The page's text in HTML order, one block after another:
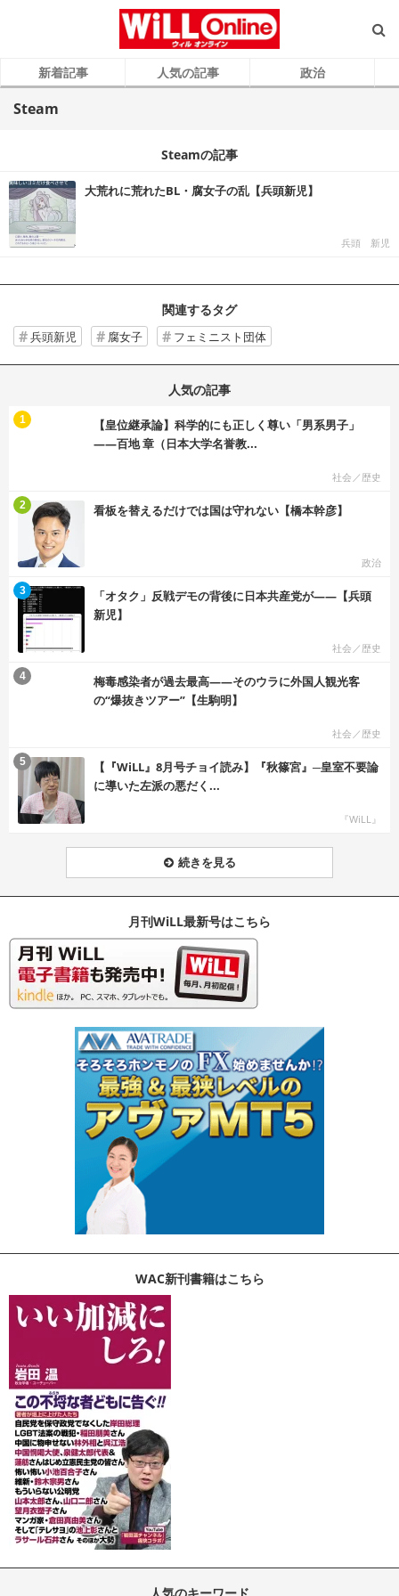
新着記事 人気の記事 政治
Steam
Steamの記事
大荒れに荒れたBL・腐女子の乱【兵頭新児】
兵頭 新児
関連するタグ
兵頭新児 腐女子 フェミニスト団体
人気の記事
【皇位継承論】科学的にも正しく尊い「男系男子」
――百地 章（日本大学名誉教...
社会／歴史
1
看板を替えるだけでは国は守れない【橋本幹彦】
政治
2
「オタク」反戦デモの背後に日本共産党が――【兵頭
新児】
社会／歴史
3
梅毒感染者が過去最高――そのウラに外国人観光客
の“爆抜きツアー”【生駒明】
社会／歴史
4
【『WiLL』8月号チョイ読み】『秋篠宮』─皇室不要論
に導いた左派の悪だく...
『WiLL』
5
続きを見る
月刊WiLL最新号はこちら
WAC新刊書籍はこちら